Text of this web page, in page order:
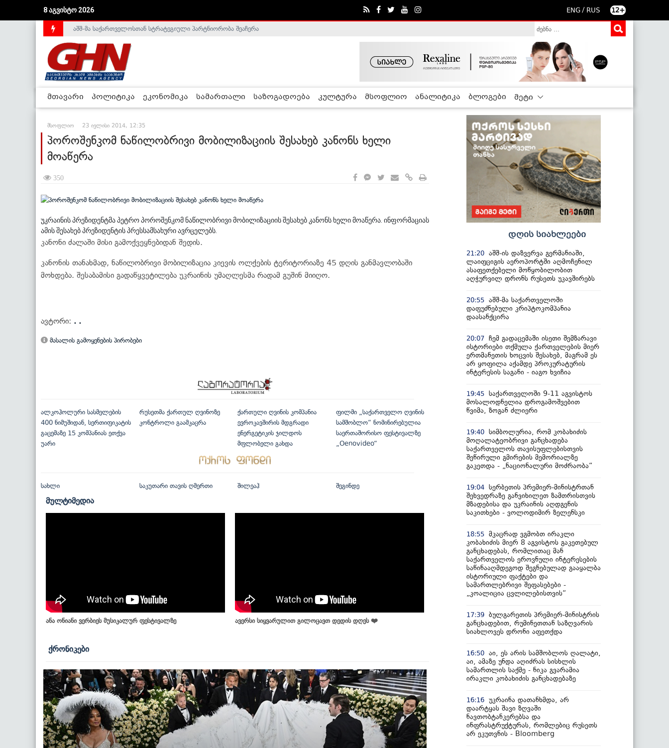
8 აგვისტო 2026 ENG / RUS 12+
საქართველოს დე-ფაქტო მთავრობა არალეგიტიმურია - ჰელსინკის კომისია
აშშ-მა საქართველოსთან სტრატეგიული პარტნიორობა შეაჩერა
მთავარი პოლიტიკა ეკონომიკა სამართალი საზოგადოება კულტურა მსოფლიო ანალიტიკა ბლოგები მეტი
მსოფლიო 23 ივლისი 2014, 12:35
პოროშენკომ ნაწილობრივი მობილიზაციის შესახებ კანონს ხელი
მოაწერა
350
უკრაინის პრეზიდენტმა პეტრო პოროშენკომ ნაწილობრივი მობილიზაციის შესახებ კანონს ხელი მოაწერა. ინფორმაციას
ამის შესახებ პრეზიდენტის პრესსამსახური ავრცელებს.
კანონი ძალაში მისი გამოქვეყნებიდან შედის.
კანონის თანახმად, ნაწილობრივი მობილიზაცია კიევის ოლქების ტერიტორიაზე 45 დღის განმავლობაში
მოხდება. შესაბამისი გადაწყვეტილება უკრაინის უმაღლესმა რადამ გუშინ მიიღო.
ავტორი: . .
მასალის გამოყენების პირობები
ალკოჰოლური სასმელების
400 ნიმუშიდან, სერთიფიკატის
გაცემაზე 15 კომპანიას ეთქვა
უარი
რუსეთმა ქართულ ღვინოზე
კონტროლი გაამკაცრა
ქართული ღვინის კომპანია
ევროკავშირის მდგრადი
ენერგეტიკის ჯილდოს
მფლობელი გახდა
ფილმი „საქართველო ღვინის
სამშობლო“ ნომინირებულია
საერთაშორისო ფესტივალზე
„Oenovideo“
სახლი საკუთარი თავის ღმერთი შილეაჰ შეგინდე
მულტიმედია
ანა ონიანი ვერბიეს მუსიკალურ ფესტივალზე ავერსი სიყვარულით გილოცავთ დედის დღეს ❤️
ქრონიკები
დღის სიახლეები
21:20 აშშ-ის დაზვერვა გერმანიაში,
ლაიფციგის აეროპორტში აღმოჩენილ
ასაფეთქებელი მოწყობილობით
აღჭურვილ დრონს რუსეთს უკავშირებს
20:55 აშშ-მა საქართველოში
დაფუძნებული კრიპტოკომპანია
დაასანქცირა
20:07 ჩემ გადაცემაში ისეთი შემზარავი
ისტორიები თქმულა ქართველების მიერ
ერთმანეთის ხოცვის შესახებ, მაგრამ ეს
არ ყოფილა აქამდე პროკურატურის
ინტერესის საგანი - იაგო ხვიჩია
19:45 საქართველოში 9-11 აგვისტოს
მოსალოდნელია დროგამოშვებით
წვიმა, ზოგან ძლიერი
19:40 სიმბოლურია, რომ კობახიძის
მოღალატეობრივი განცხადება
საქართველოს თავისუფლებისთვის
შეწირული გმირების მემორიალზე
გაკეთდა - „ნაციონალური მოძრაობა“
19:04 სერბეთის პრემიერ-მინისტრთან
შეხვედრაზე განვიხილეთ ზამთრისთვის
მზადებისა და უკრაინის აღდგენის
საკითხები - ვოლოდიმირ ზელენსკი
18:55 მკაცრად ვგმობთ ირაკლი
კობახიძის მიერ 8 აგვისტოს გაკეთებულ
განცხადებას, რომლითაც მან
საქართველოს ეროვნული ინტერესების
საწინააღმდეგოდ შეგნებულად გააყალბა
ისტორიული ფაქტები და
სამართლებრივი შეფასებები -
„კოალიცია ცვლილებისთვის“
17:39 ბულგარეთის პრემიერ-მინისტრის
განცხადებით, რუმინეთთან საზღვარის
სიახლოვეს დრონი აფეთქდა
16:50 აი, ეს არის სამშობლოს ღალატი,
აი, ამაზე უნდა აღიძრას სისხლის
სამართლის საქმე - ნიკა გვარამია
ირაკლი კობახიძის განცხადებაზე
16:16 უკრაინა დათანხმდა, არ
დაარტყას შავი ზღვაში
ნავთობტანკერებსა და
ინფრასტრუქტურას, რომლებიც რუსეთს
არ ეკუთვნის - Bloomberg